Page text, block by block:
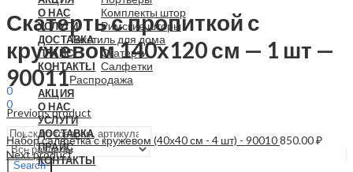
О НАС
УСЛУГИ
ДОСТАВКА
ПРАЙС
КОНТАКТЫ
0
0
0.00₽
Search
Комплекты штор
Римские шторы
Текстиль для дома
Скатерти
Салфетки
Распродажа
АКЦИЯ
О НАС
УСЛУГИ
ДОСТАВКА
ПРАЙС
КОНТАКТЫ
Скатерть с пропиткой с
кружевом 140х120 см — 1 шт —
90011
Previous product
Набор салфетка с кружевом (40х40 см - 4 шт) - 90010850.00₽
Next product